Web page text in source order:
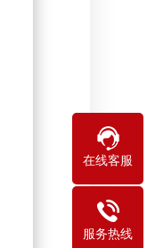
在线客服
服务热线